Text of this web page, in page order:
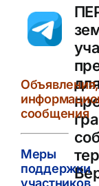
Объявления,
сообщения
Меры
поддержки
участников